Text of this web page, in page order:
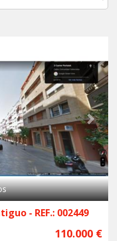
- REF.: 002449
110.000 €